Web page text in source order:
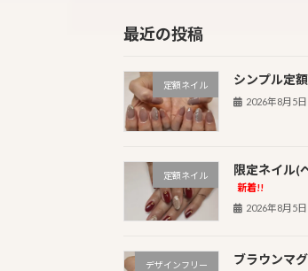
最近の投稿
定額ネイル シンプル定
2026年8月5日
定額ネイル 限定ネイル(
新着!!
2026年8月5日
デザインフリー ブラウンマグ